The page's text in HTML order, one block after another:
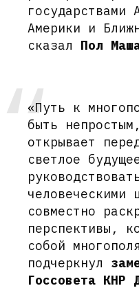
государствами
Америки и
сказал Пол
«Путь к
быть
открывает
светлое
человеческими
совместно
перспективы,
собой
подчеркнул
Госсовета КНР